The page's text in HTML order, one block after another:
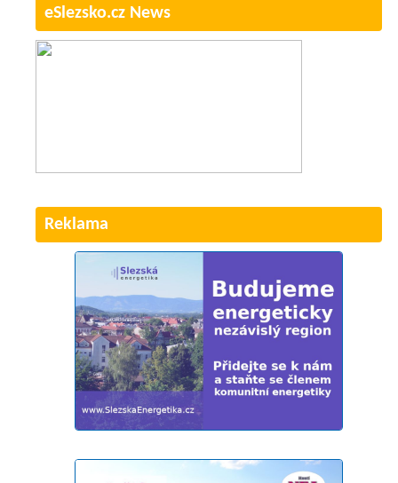
eSlezsko.cz News
Reklama